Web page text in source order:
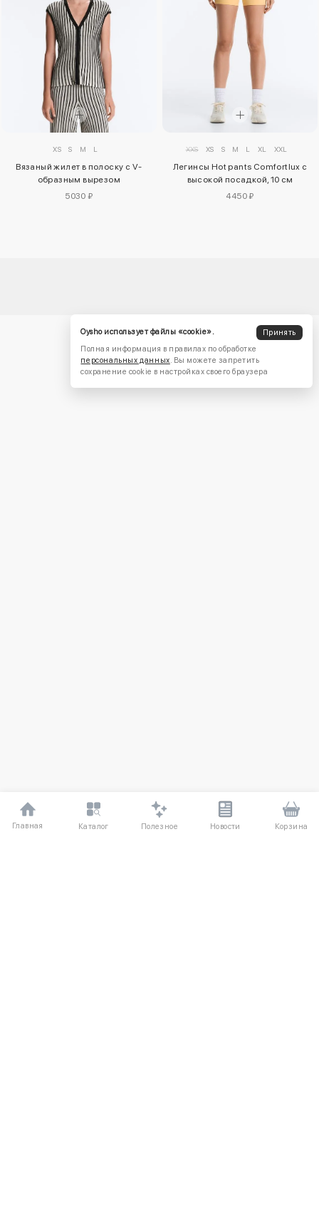
XS S M L
Вязаный жилет в полоску с V-
образным вырезом
5030 ₽
XXS XS S M L XL XXL
Легинсы Hot pants Comfortlux с
высокой посадкой, 10 см
4450 ₽
Главная Каталог Полезное Новости Корзина
Oysho использует файлы «cookie».
Принять
Полная информация в правилах по обработке
персональных данных . Вы можете запретить
сохранение cookie в настройках своего браузера